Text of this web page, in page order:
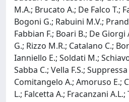
M.A.; Brucato A.; De Falco T.;
Bogoni G.; Rabuini M.V.;
Fabbian F.; Boari B.; De Giorgi
G.; Rizzo M.R.; Catalano C.;
Ianniello E.; Soldati M.;
Sabba C.; Vella F.S.;
Comitangelo A.; Amoruso E.;
L.; Falcetta A.; Fracanzani